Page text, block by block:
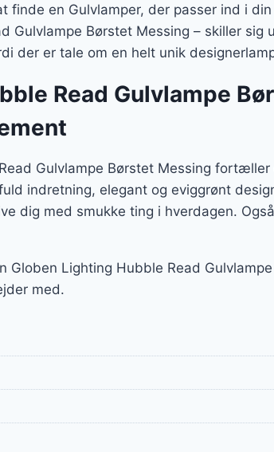
en Gulvlamper, der passer ind i
Gulvlampe Børstet Messing – skiller sig
der er tale om en helt unik
Read Gulvlampe
Gulvlampe Børstet Messing
indretning, elegant og eviggrønt
dig med smukke ting i hverdagen.
Lighting Hubble Read
med.